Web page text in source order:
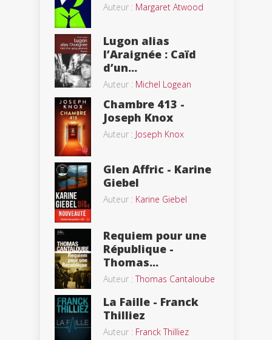
Auteur : Margaret Atwood
Lugon alias
l’Araignée : Caïd
d’un...
Auteur : Michel Logean
Chambre 413 -
Joseph Knox
Auteur : Joseph Knox
Glen Affric - Karine
Giebel
Auteur : Karine Giebel
Requiem pour une
République -
Thomas...
Auteur :Thomas Cantaloube
La Faille - Franck
Thilliez
Auteur : Franck Thilliez